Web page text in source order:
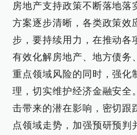
房地产支持政策不断落地落
方案逐步清晰，各类政策效
步，要持续用力，在推动各
有效化解房地产、地方债务
重点领域风险的同时，强化
理，切实维护经济金融安全
击带来的潜在影响，密切跟
点领域走势，加强预研预判